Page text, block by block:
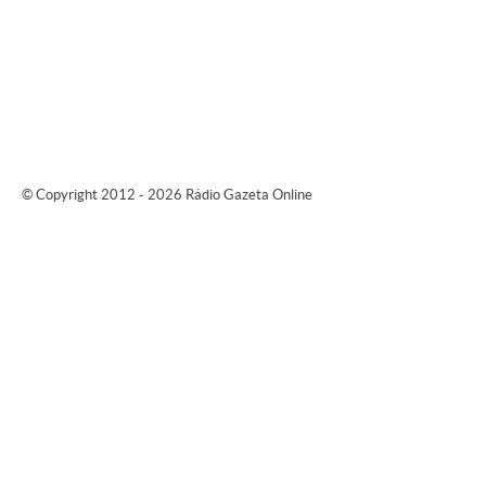
© Copyright 2012 - 2026 Rádio Gazeta Online